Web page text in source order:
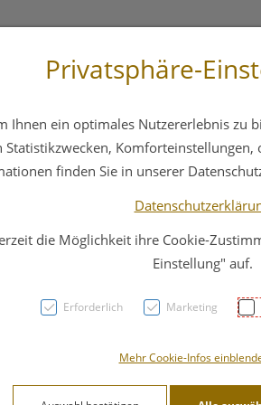
Hautpflege Familie
Privatsphäre-
Ihnen ein optimales Nutzererlebnis zu
finden Sie in unserer
die Möglichkeit ihre Cookie-
Einstellung" auf.
Erforderlich Marketing
Mehr Cookie-Infos